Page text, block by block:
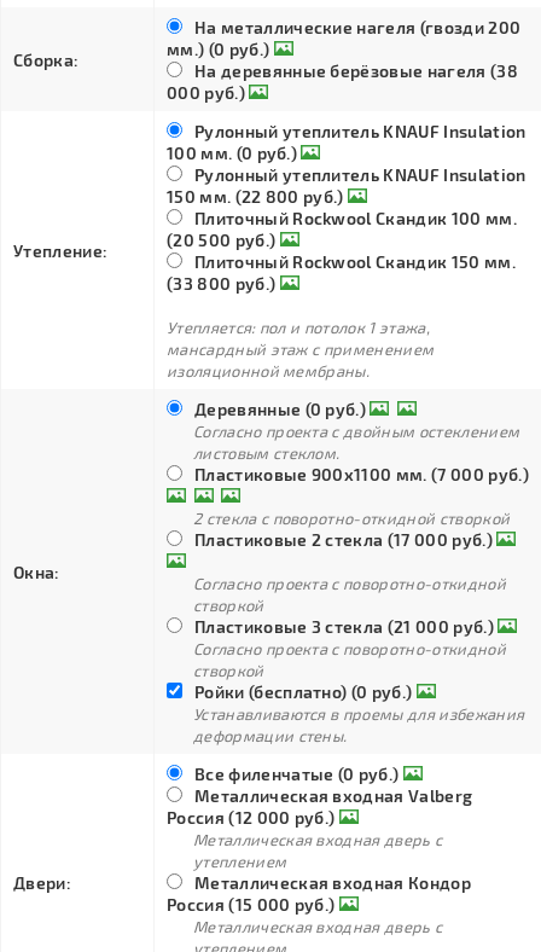
Сборка:
На металлические нагеля (гвозди 200
мм.) (0 руб.)
На деревянные берёзовые нагеля (38
000 руб.)
Утепление:
Рулонный утеплитель KNAUF Insulation
100 мм. (0 руб.)
Рулонный утеплитель KNAUF Insulation
150 мм. (22 800 руб.)
Плиточный Rockwool Скандик 100 мм.
(20 500 руб.)
Плиточный Rockwool Скандик 150 мм.
(33 800 руб.)
Утепляется: пол и потолок 1 этажа,
мансардный этаж с применением
изоляционной мембраны.
Окна:
Деревянные (0 руб.)
Согласно проекта с двойным остеклением
листовым стеклом.
Пластиковые 900х1100 мм. (7 000 руб.)
2 стекла с поворотно-откидной створкой
Пластиковые 2 стекла (17 000 руб.)
Согласно проекта с поворотно-откидной
створкой
Пластиковые 3 стекла (21 000 руб.)
Согласно проекта с поворотно-откидной
створкой
Ройки (бесплатно) (0 руб.)
Устанавливаются в проемы для избежания
деформации стены.
Двери:
Все филенчатые (0 руб.)
Металлическая входная Valberg
Россия (12 000 руб.)
Металлическая входная дверь с
утеплением
Металлическая входная Кондор
Россия (15 000 руб.)
Металлическая входная дверь с